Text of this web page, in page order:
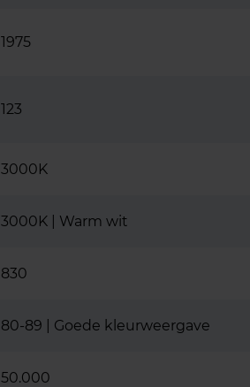
1975
123
3000K
3000K | Warm wit
830
80-89 | Goede kleurweergave
50.000